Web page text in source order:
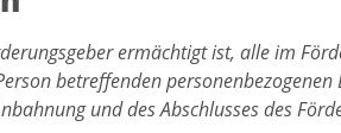
ermächtigt ist, alle im
betreffenden personenbezogenen
und des Abschlusses des